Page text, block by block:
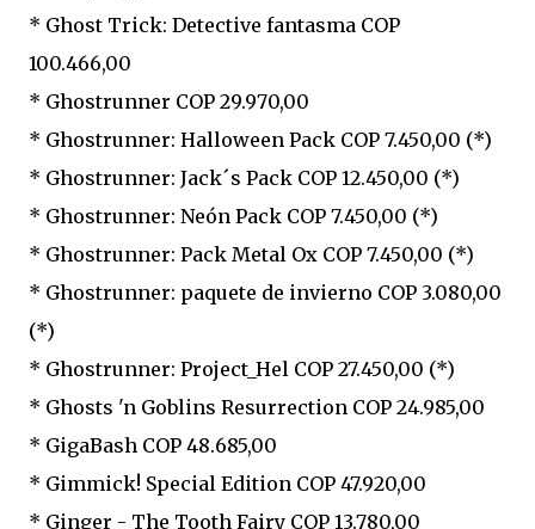
* Ghost Trick: Detective fantasma COP
100.466,00
* Ghostrunner COP 29.970,00
* Ghostrunner: Halloween Pack COP 7.450,00 (*)
* Ghostrunner: Jack´s Pack COP 12.450,00 (*)
* Ghostrunner: Neón Pack COP 7.450,00 (*)
* Ghostrunner: Pack Metal Ox COP 7.450,00 (*)
* Ghostrunner: paquete de invierno COP 3.080,00
(*)
* Ghostrunner: Project_Hel COP 27.450,00 (*)
* Ghosts 'n Goblins Resurrection COP 24.985,00
* GigaBash COP 48.685,00
* Gimmick! Special Edition COP 47.920,00
* Ginger - The Tooth Fairy COP 13.780,00